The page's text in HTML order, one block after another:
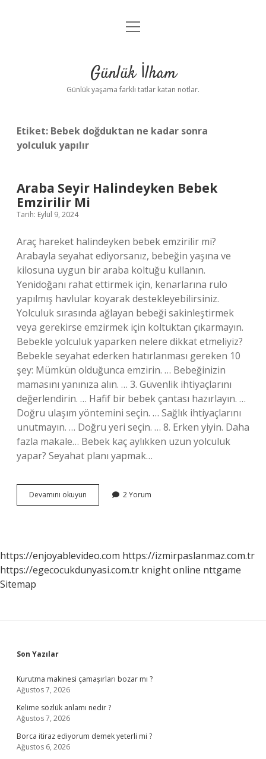
Anasayfa
Yasal Uyarı
menüyü
Günlük İlham
Günlük yaşama farklı tatlar katan notlar.
Etiket: Bebek doğduktan ne kadar sonra
yolculuk yapılır
Araba Seyir Halindeyken Bebek
Emzirilir Mi
Tarih: Eylül 9, 2024
Araç hareket halindeyken bebek emzirilir mi?
Arabayla seyahat ediyorsanız, bebeğin yaşına ve
kilosuna uygun bir araba koltuğu kullanın.
Yenidoğanı rahat ettirmek için, kenarlarına rulo
yapılmış havlular koyarak destekleyebilirsiniz.
Yolculuk sırasında ağlayan bebeği sakinleştirmek
veya gerekirse emzirmek için koltuktan çıkarmayın.
Bebekle yolculuk yaparken nelere dikkat etmeliyiz?
Bebekle seyahat ederken hatırlanması gereken 10
şey: Mümkün olduğunca emzirin. … Bebeğinizin
mamasını yanınıza alın. … 3. Güvenlik ihtiyaçlarını
değerlendirin. … Hafif bir bebek çantası hazırlayın. …
Doğru ulaşım yöntemini seçin. … Sağlık ihtiyaçlarını
unutmayın. … Doğru yeri seçin. … 8. Erken yiyin. Daha
fazla makale… Bebek kaç aylıkken uzun yolculuk
yapar? Seyahat planı yapmak…
Devamını okuyun
Seyir
2 Yorum
https://enjoyablevideo.com https://izmirpaslanmaz.com.tr
https://egecocukdunyasi.com.tr knight online nttgame
Sitemap
Sidebar
Son Yazılar
Kurutma makinesi çamaşırları bozar mı ?
Ağustos 7, 2026
Kelime sözlük anlamı nedir ?
Ağustos 7, 2026
Borca itiraz ediyorum demek yeterli mi ?
Ağustos 6, 2026